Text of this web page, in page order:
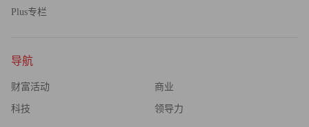
Plus专栏
导航
财富活动 商业
科技 领导力